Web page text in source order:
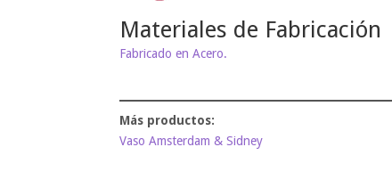
Materiales de Fabricación
Fabricado en Acero.
Vaso Amsterdam & Sidney